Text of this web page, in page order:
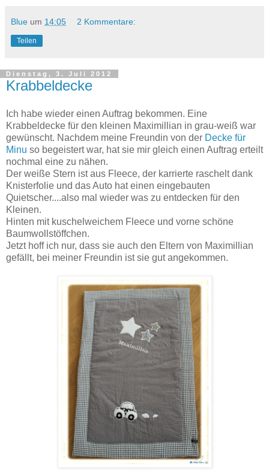
Blue um 14:05 2 Kommentare:
Teilen
Dienstag, 3. Juli 2012
Krabbeldecke
Ich habe wieder einen Auftrag bekommen. Eine
Krabbeldecke für den kleinen Maximillian in grau-weiß war
gewünscht. Nachdem meine Freundin von der Decke für
Minu so begeistert war, hat sie mir gleich einen Auftrag erteilt
nochmal eine zu nähen.
Der weiße Stern ist aus Fleece, der karrierte raschelt dank
Knisterfolie und das Auto hat einen eingebauten
Quietscher....also mal wieder was zu entdecken für den
Kleinen.
Hinten mit kuschelweichem Fleece und vorne schöne
Baumwollstöffchen.
Jetzt hoff ich nur, dass sie auch den Eltern von Maximillian
gefällt, bei meiner Freundin ist sie gut angekommen.